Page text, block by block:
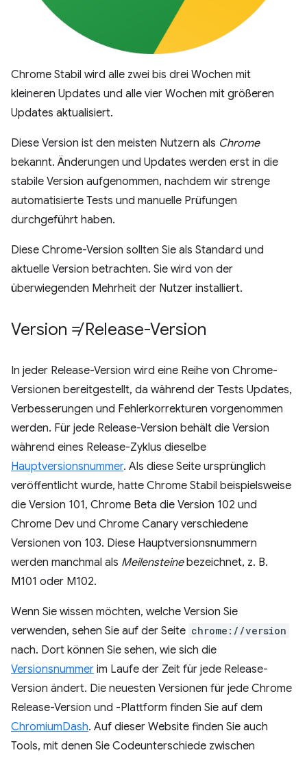
Chrome Stabil wird alle zwei bis drei Wochen mit
kleineren Updates und alle vier Wochen mit größeren
Updates aktualisiert.
Diese Version ist den meisten Nutzern als Chrome
bekannt. Änderungen und Updates werden erst in die
stabile Version aufgenommen, nachdem wir strenge
automatisierte Tests und manuelle Prüfungen
durchgeführt haben.
Diese Chrome-Version sollten Sie als Standard und
aktuelle Version betrachten. Sie wird von der
überwiegenden Mehrheit der Nutzer installiert.
Version ≠ Release-Version
In jeder Release-Version wird eine Reihe von Chrome-
Versionen bereitgestellt, da während der Tests Updates,
Verbesserungen und Fehlerkorrekturen vorgenommen
werden. Für jede Release-Version behält die Version
während eines Release-Zyklus dieselbe
Hauptversionsnummer. Als diese Seite ursprünglich
veröffentlicht wurde, hatte Chrome Stabil beispielsweise
die Version 101, Chrome Beta die Version 102 und
Chrome Dev und Chrome Canary verschiedene
Versionen von 103. Diese Hauptversionsnummern
werden manchmal als Meilensteinebezeichnet, z. B.
M101 oder M102.
Wenn Sie wissen möchten, welche Version Sie
verwenden, sehen Sie auf der Seite chrome://version
nach. Dort können Sie sehen, wie sich die
Versionsnummer im Laufe der Zeit für jede Release-
Version ändert. Die neuesten Versionen für jede Chrome
Release-Version und -Plattform finden Sie auf dem
ChromiumDash. Auf dieser Website finden Sie auch
Tools, mit denen Sie Codeunterschiede zwischen